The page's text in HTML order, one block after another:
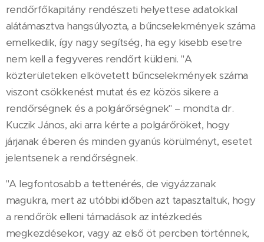
rendőrfőkapitány rendészeti helyettese adatokkal
alátámasztva hangsúlyozta, a bűncselekmények száma
emelkedik, így nagy segítség, ha egy kisebb esetre
nem kell a fegyveres rendőrt küldeni. "A
közterületeken elkövetett bűncselekmények száma
viszont csökkenést mutat és ez közös sikere a
rendőrségnek és a polgárőrségnek" – mondta dr.
Kuczik János, aki arra kérte a polgárőröket, hogy
járjanak éberen és minden gyanús körülményt, esetet
jelentsenek a rendőrségnek.
"A legfontosabb a tettenérés, de vigyázzanak
magukra, mert az utóbbi időben azt tapasztaltuk, hogy
a rendőrök elleni támadások az intézkedés
megkezdésekor, vagy az első öt percben történnek,